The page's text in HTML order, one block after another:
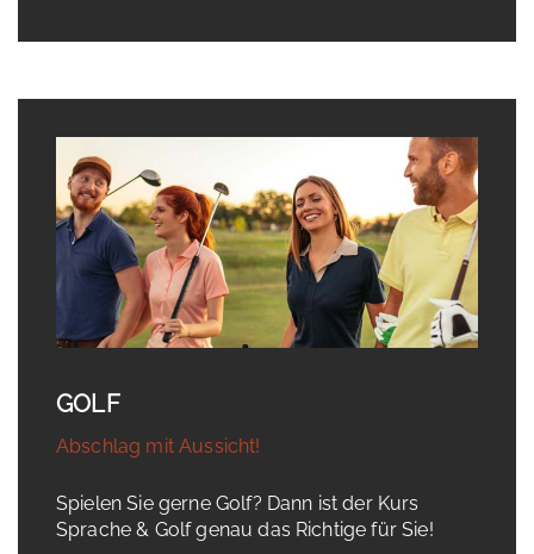
GOLF
Abschlag mit Aussicht!
Spielen Sie gerne Golf? Dann ist der Kurs
Sprache & Golf genau das Richtige für Sie!